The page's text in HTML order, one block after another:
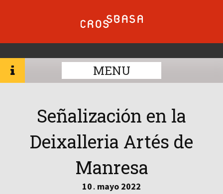
MENU
Señalización en la
Deixalleria Artés de
Manresa
10 . mayo 2022